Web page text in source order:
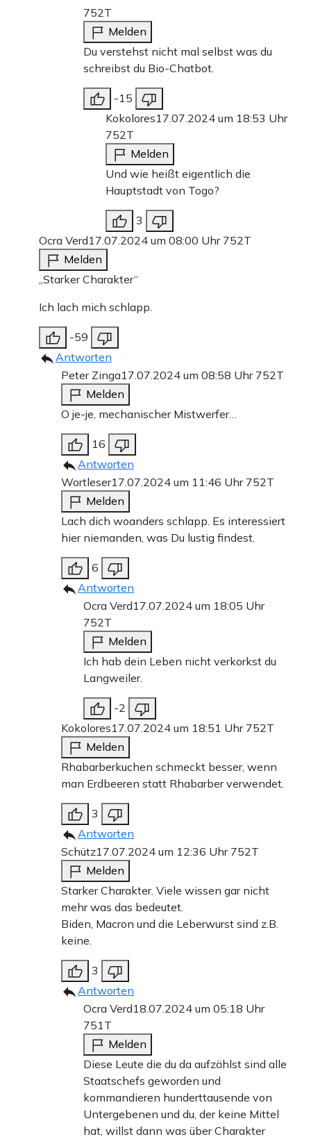
752T
Melden
Du verstehst nicht mal selbst was du
schreibst du Bio-Chatbot.
-15
Kokolores17.07.2024 um 18:53 Uhr
752T
Melden
Und wie heißt eigentlich die
Hauptstadt von Togo?
3
Ocra Verd17.07.2024 um 08:00 Uhr 752T
Melden
„Starker Charakter“
Ich lach mich schlapp.
-59
Antworten
Peter Zinga17.07.2024 um 08:58 Uhr 752T
Melden
O je-je, mechanischer Mistwerfer…
16
Antworten
Wortleser17.07.2024 um 11:46 Uhr 752T
Melden
Lach dich woanders schlapp. Es interessiert
hier niemanden, was Du lustig findest.
6
Antworten
Ocra Verd17.07.2024 um 18:05 Uhr
752T
Melden
Ich hab dein Leben nicht verkorkst du
Langweiler.
-2
Kokolores17.07.2024 um 18:51 Uhr 752T
Melden
Rhabarberkuchen schmeckt besser, wenn
man Erdbeeren statt Rhabarber verwendet.
3
Antworten
Schütz17.07.2024 um 12:36 Uhr 752T
Melden
Starker Charakter. Viele wissen gar nicht
mehr was das bedeutet.
Biden, Macron und die Leberwurst sind z.B.
keine.
3
Antworten
Ocra Verd18.07.2024 um 05:18 Uhr
751T
Melden
Diese Leute die du da aufzählst sind alle
Staatschefs geworden und
kommandieren hunderttausende von
Untergebenen und du, der keine Mittel
hat, willst dann was über Charakter